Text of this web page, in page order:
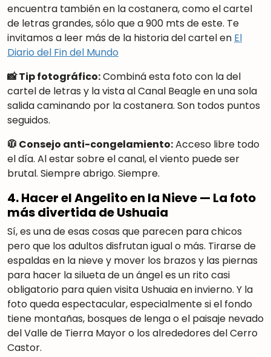
encuentra también en la costanera, como el cartel
de letras grandes, sólo que a 900 mts de este. Te
invitamos a leer más de la historia del cartel en El
Diario del Fin del Mundo
📸 Tip fotográfico:Combiná esta foto con la del
cartel de letras y la vista al Canal Beagle en una sola
salida caminando por la costanera. Son todos puntos
seguidos.
🧥 Consejo anti-congelamiento:Acceso libre todo
el día. Al estar sobre el canal, el viento puede ser
brutal. Siempre abrigo. Siempre.
4. Hacer el Angelito en la Nieve — La foto
más divertida de Ushuaia
Sí, es una de esas cosas que parecen para chicos
pero que los adultos disfrutan igual o más. Tirarse de
espaldas en la nieve y mover los brazos y las piernas
para hacer la silueta de un ángel es un rito casi
obligatorio para quien visita Ushuaia en invierno. Y la
foto queda espectacular, especialmente si el fondo
tiene montañas, bosques de lenga o el paisaje nevado
del Valle de Tierra Mayor o los alrededores del Cerro
Castor.